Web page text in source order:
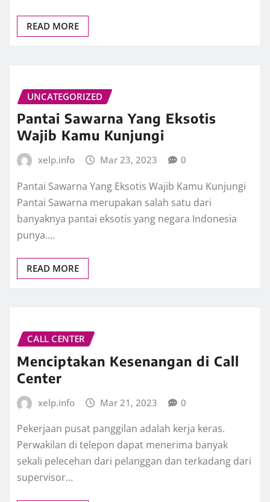
READ MORE
UNCATEGORIZED
Pantai Sawarna Yang Eksotis
Wajib Kamu Kunjungi
xelp.info Mar 23, 2023 0
Pantai Sawarna Yang Eksotis Wajib Kamu Kunjungi
Pantai Sawarna merupakan salah satu dari
banyaknya pantai eksotis yang negara Indonesia
punya.…
READ MORE
CALL CENTER
Menciptakan Kesenangan di Call
Center
xelp.info Mar 21, 2023 0
Pekerjaan pusat panggilan adalah kerja keras.
Perwakilan di telepon dapat menerima banyak
sekali pelecehan dari pelanggan dan terkadang dari
supervisor…